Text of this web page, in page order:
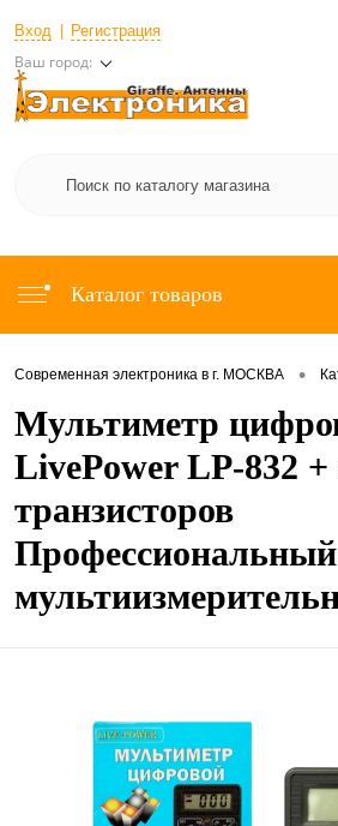
Вход Регистрация
Ваш город:
Каталог товаров
Современная электроника в г. МОСКВА •
Мультиметр
LivePower LP-832 +
транзисторов
Профессиональный